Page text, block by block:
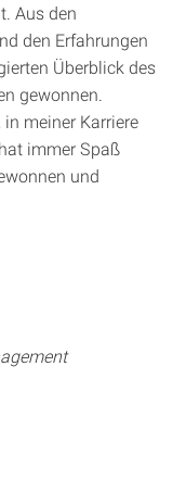
Aus den
den Erfahrungen
Überblick des
gewonnen.
meiner Karriere
immer Spaß
und